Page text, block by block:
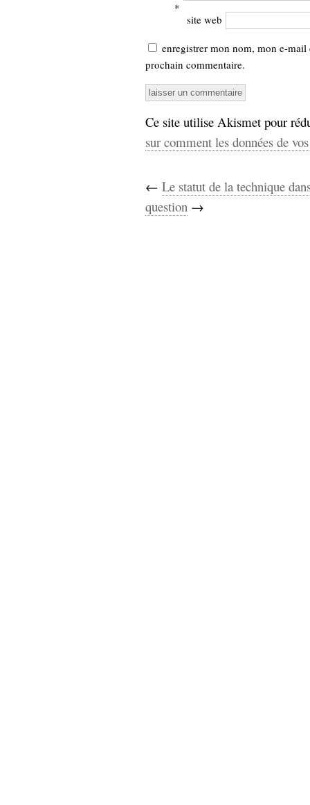
*
site web
enregistrer mon nom, mon e-
prochain commentaire.
Ce site utilise Akismet pour
sur comment les données de
← Le statut de la technique
question →